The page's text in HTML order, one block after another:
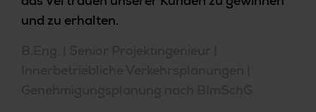
und zu erhalten.